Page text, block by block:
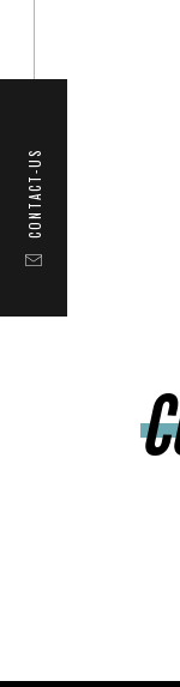
CONTACT-US